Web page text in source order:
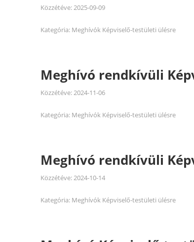
Közzétéve:2025-09-09
Kategória: Meghívók Képviselő-testületi ülésre
Meghívó rendkívüli
Közzétéve:2024-11-06
Kategória: Meghívók Képviselő-testületi ülésre
Meghívó rendkívüli
Közzétéve:2024-10-14
Kategória: Meghívók Képviselő-testületi ülésre